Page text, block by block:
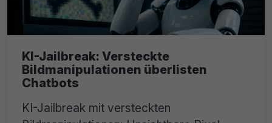
KI-Jailbreak: Versteckte
Bildmanipulationen überlisten
Chatbots
KI-Jailbreak mit versteckten